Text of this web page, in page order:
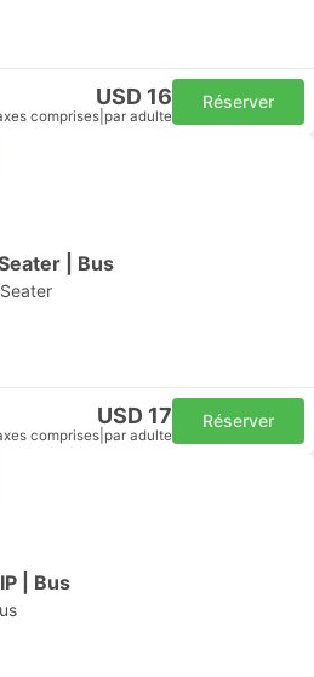
USD 16
comprises par adulte
Réserver
| Bus
USD 17
comprises par adulte
Réserver
| Bus